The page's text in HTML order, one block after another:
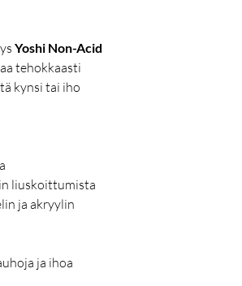
Yoshi Non-Acid
tehokkaasti
kynsi tai iho
liuskoittumista
ja akryylin
ja ihoa